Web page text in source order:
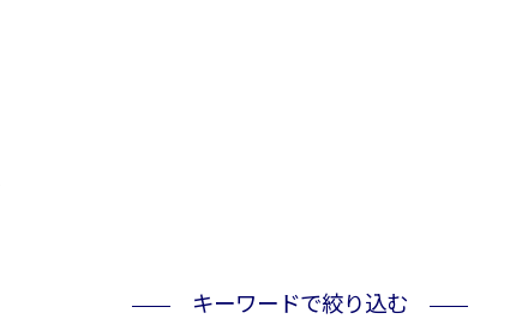
キーワードで絞り込む